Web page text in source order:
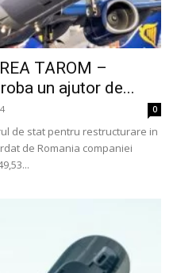
TAROM –
un ajutor de...
0
de stat pentru restructurare in
de Romania companiei